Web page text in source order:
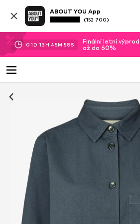
ABOUT YOU App
(152 700)
01D 13H 45M 57 S
Finální letní
až do 60%